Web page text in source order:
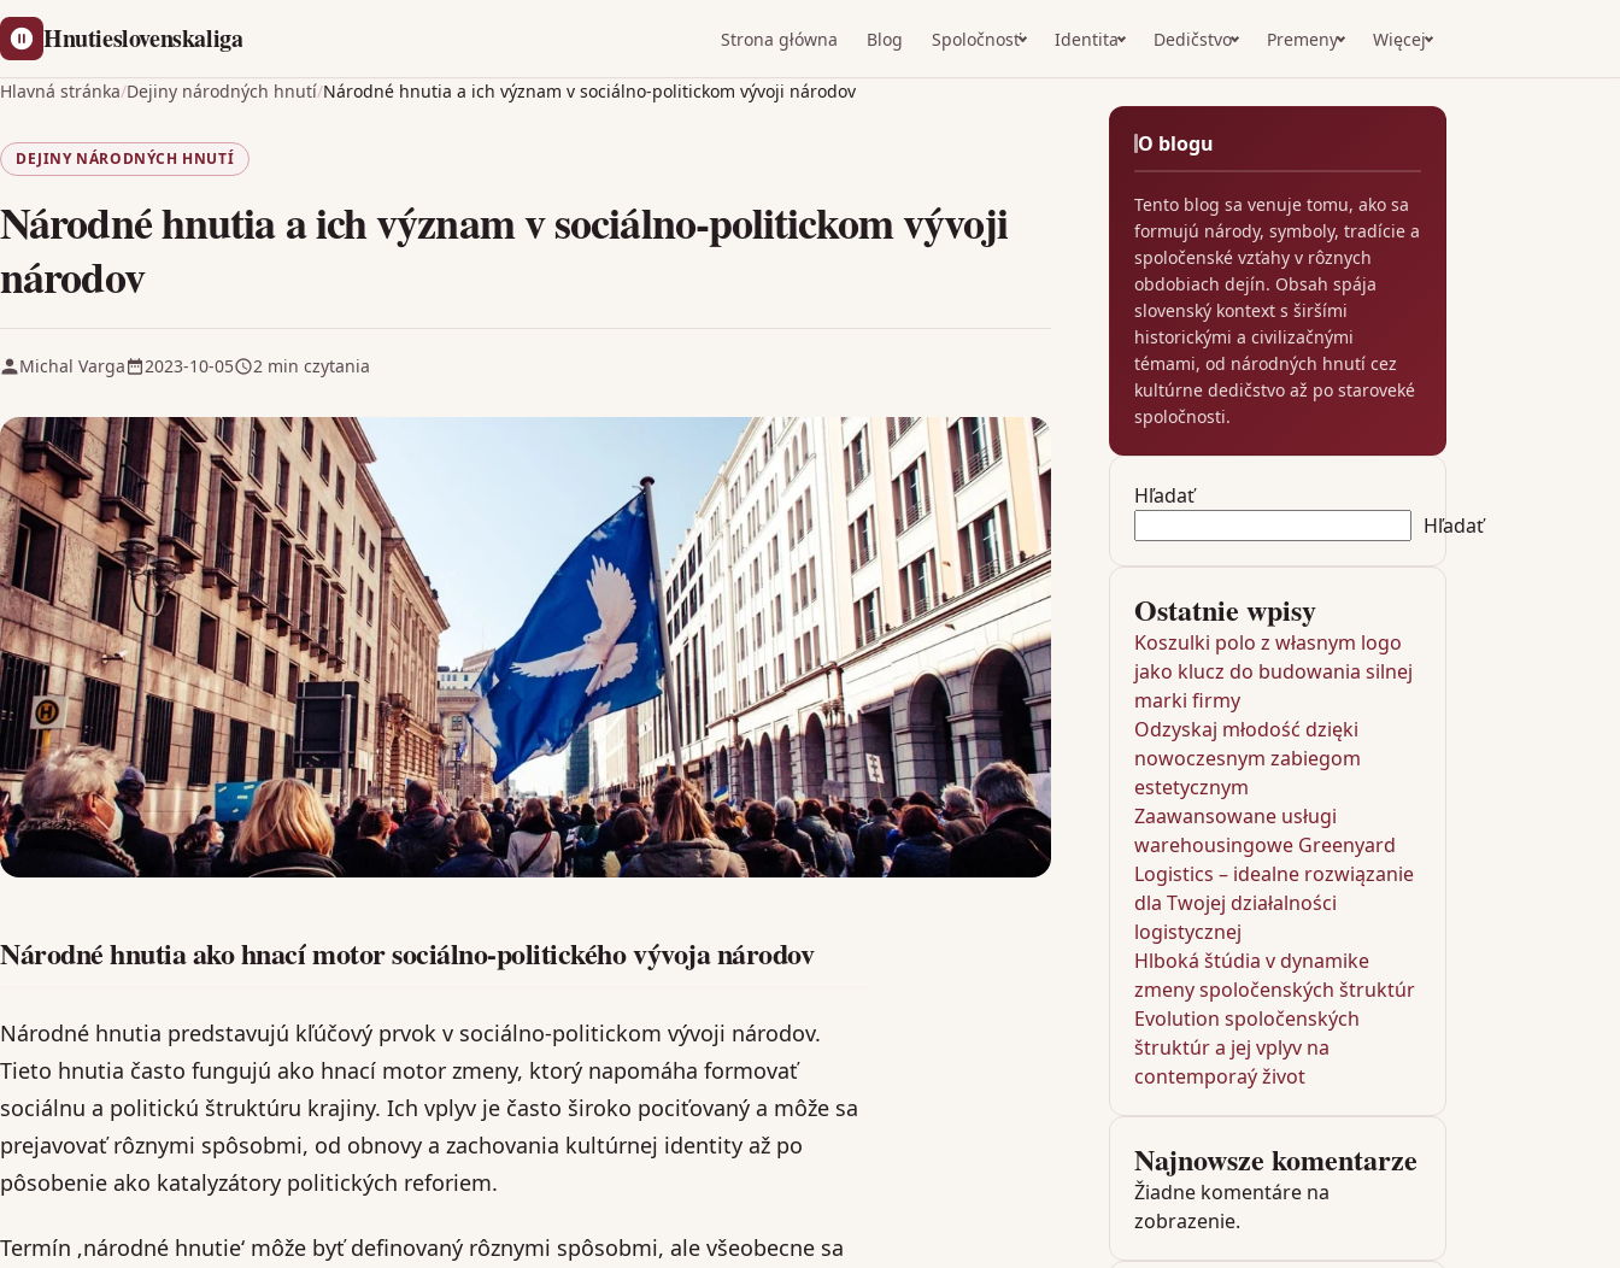
Hnutieslovenskaliga Strona główna Blog Spoločnosť Identita Dedičstvo Premeny Więcej
Hlavná stránka/Dejiny národných hnutí/Národné hnutia a ich význam v sociálno-politickom vývoji národov
DEJINY NÁRODNÝCH HNUTÍ
Národné hnutia a ich význam v sociálno-politickom vývoji
národov
Michal Varga 2023-10-05 2 min czytania
Národné hnutia ako hnací motor sociálno-politického vývoja národov
Národné hnutia predstavujú kľúčový prvok v sociálno-politickom vývoji národov.
Tieto hnutia často fungujú ako hnací motor zmeny, ktorý napomáha formovať
sociálnu a politickú štruktúru krajiny. Ich vplyv je často široko pociťovaný a môže sa
prejavovať rôznymi spôsobmi, od obnovy a zachovania kultúrnej identity až po
pôsobenie ako katalyzátory politických reforiem.
Termín ‚národné hnutie‘ môže byť definovaný rôznymi spôsobmi, ale všeobecne sa
O blogu
Tento blog sa venuje tomu, ako sa
formujú národy, symboly, tradície a
spoločenské vzťahy v rôznych
obdobiach dejín. Obsah spája
slovenský kontext s širšími
historickými a civilizačnými
témami, od národných hnutí cez
kultúrne dedičstvo až po staroveké
spoločnosti.
Hľadať
Hľadať
Ostatnie wpisy
Koszulki polo z własnym logo
jako klucz do budowania silnej
marki firmy
Odzyskaj młodość dzięki
nowoczesnym zabiegom
estetycznym
Zaawansowane usługi
warehousingowe Greenyard
Logistics – idealne rozwiązanie
dla Twojej działalności
logistycznej
Hlboká štúdia v dynamike
zmeny spoločenských štruktúr
Evolution spoločenských
štruktúr a jej vplyv na
contemporaý život
Najnowsze komentarze
Žiadne komentáre na
zobrazenie.